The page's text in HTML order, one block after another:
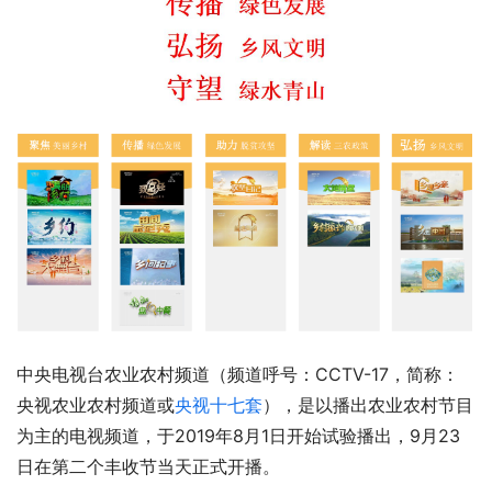
中央电视台农业农村频道（频道呼号：CCTV-17，简称：
央视农业农村频道或央视十七套），是以播出农业农村节目
为主的电视频道，于2019年8月1日开始试验播出，9月23
日在第二个丰收节当天正式开播。